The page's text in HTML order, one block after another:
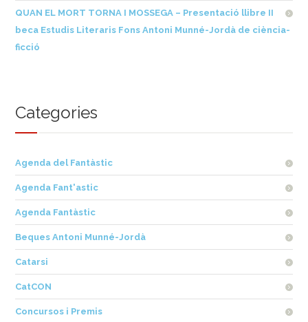
QUAN EL MORT TORNA I MOSSEGA – Presentació llibre II
beca Estudis Literaris Fons Antoni Munné-Jordà de ciència-
ficció
Categories
Agenda del Fantàstic
Agenda Fant'astic
Agenda Fantàstic
Beques Antoni Munné-Jordà
Catarsi
CatCON
Concursos i Premis